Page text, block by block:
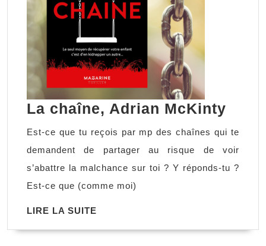
La chaîne, Adrian McKinty
Est-ce que tu reçois par mp des chaînes qui te
demandent de partager au risque de voir
s’abattre la malchance sur toi ? Y réponds-tu ?
Est-ce que (comme moi)
LIRE LA SUITE